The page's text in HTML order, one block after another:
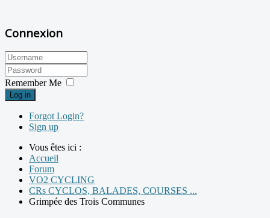
Connexion
Remember Me
Log in
Forgot Login?
Sign up
Vous êtes ici :
Accueil
Forum
VO2 CYCLING
CRs CYCLOS, BALADES, COURSES ...
Grimpée des Trois Communes